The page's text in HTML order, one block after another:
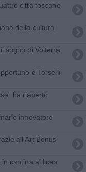
città toscane
della cultura
sogno di Volterra
è Torselli
ha riaperto
innovatore
all'Art Bonus
cantina al liceo